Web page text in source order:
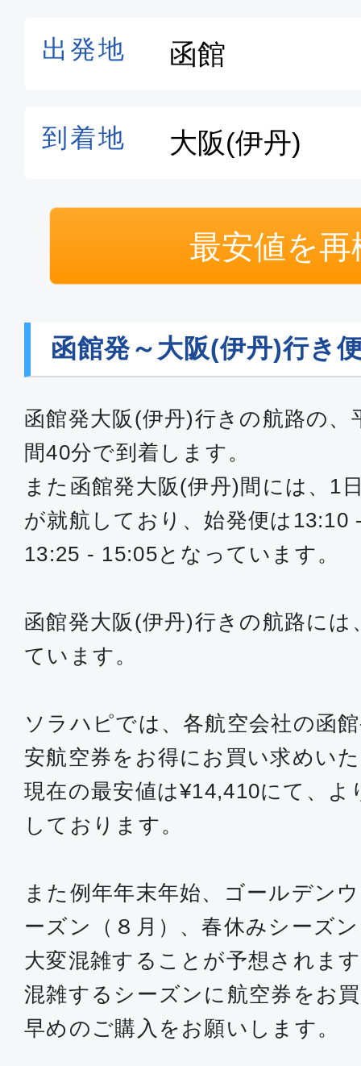
最安値を再
函館発～大阪(伊丹)行き
函館発大阪(伊丹)行きの航路の
間40分で到着します。
また函館発大阪(伊丹)間には、1
が就航しており、始発便は13:10
13:25 - 15:05となっています。
函館発大阪(伊丹)行きの航路に
ています。
ソラハピでは、各航空会社の函
安航空券をお得にお買い求めい
現在の最安値は¥14,410にて、
しております。
また例年年末年始、ゴールデン
ーズン（８月）、春休みシーズ
大変混雑することが予想されま
混雑するシーズンに航空券をお
早めのご購入をお願いします。